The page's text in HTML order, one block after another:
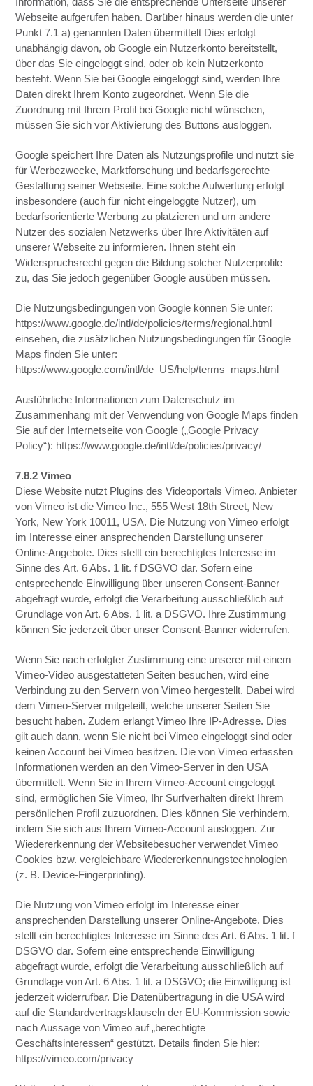
Webseite aufgerufen haben. Darüber hinaus werden die unter
Punkt 7.1 a) genannten Daten übermittelt Dies erfolgt
unabhängig davon, ob Google ein Nutzerkonto bereitstellt,
über das Sie eingeloggt sind, oder ob kein Nutzerkonto
besteht. Wenn Sie bei Google eingeloggt sind, werden Ihre
Daten direkt Ihrem Konto zugeordnet. Wenn Sie die
Zuordnung mit Ihrem Profil bei Google nicht wünschen,
müssen Sie sich vor Aktivierung des Buttons ausloggen.
Google speichert Ihre Daten als Nutzungsprofile und nutzt sie
für Werbezwecke, Marktforschung und bedarfsgerechte
Gestaltung seiner Webseite. Eine solche Aufwertung erfolgt
insbesondere (auch für nicht eingeloggte Nutzer), um
bedarfsorientierte Werbung zu platzieren und um andere
Nutzer des sozialen Netzwerks über Ihre Aktivitäten auf
unserer Webseite zu informieren. Ihnen steht ein
Widerspruchsrecht gegen die Bildung solcher Nutzerprofile
zu, das Sie jedoch gegenüber Google ausüben müssen.
Die Nutzungsbedingungen von Google können Sie unter:
https://www.google.de/intl/de/policies/terms/regional.html
einsehen, die zusätzlichen Nutzungsbedingungen für Google
Maps finden Sie unter:
https://www.google.com/intl/de_US/help/terms_maps.html
Ausführliche Informationen zum Datenschutz im
Zusammenhang mit der Verwendung von Google Maps finden
Sie auf der Internetseite von Google („Google Privacy
Policy“): https://www.google.de/intl/de/policies/privacy/
7.8.2 Vimeo
Diese Website nutzt Plugins des Videoportals Vimeo. Anbieter
von Vimeo ist die Vimeo Inc., 555 West 18th Street, New
York, New York 10011, USA. Die Nutzung von Vimeo erfolgt
im Interesse einer ansprechenden Darstellung unserer
Online-Angebote. Dies stellt ein berechtigtes Interesse im
Sinne des Art. 6 Abs. 1 lit. f DSGVO dar. Sofern eine
entsprechende Einwilligung über unseren Consent-Banner
abgefragt wurde, erfolgt die Verarbeitung ausschließlich auf
Grundlage von Art. 6 Abs. 1 lit. a DSGVO. Ihre Zustimmung
können Sie jederzeit über unser Consent-Banner widerrufen.
Wenn Sie nach erfolgter Zustimmung eine unserer mit einem
Vimeo-Video ausgestatteten Seiten besuchen, wird eine
Verbindung zu den Servern von Vimeo hergestellt. Dabei wird
dem Vimeo-Server mitgeteilt, welche unserer Seiten Sie
besucht haben. Zudem erlangt Vimeo Ihre IP-Adresse. Dies
gilt auch dann, wenn Sie nicht bei Vimeo eingeloggt sind oder
keinen Account bei Vimeo besitzen. Die von Vimeo erfassten
Informationen werden an den Vimeo-Server in den USA
übermittelt. Wenn Sie in Ihrem Vimeo-Account eingeloggt
sind, ermöglichen Sie Vimeo, Ihr Surfverhalten direkt Ihrem
persönlichen Profil zuzuordnen. Dies können Sie verhindern,
indem Sie sich aus Ihrem Vimeo-Account ausloggen. Zur
Wiedererkennung der Websitebesucher verwendet Vimeo
Cookies bzw. vergleichbare Wiedererkennungstechnologien
(z. B. Device-Fingerprinting).
Die Nutzung von Vimeo erfolgt im Interesse einer
ansprechenden Darstellung unserer Online-Angebote. Dies
stellt ein berechtigtes Interesse im Sinne des Art. 6 Abs. 1 lit. f
DSGVO dar. Sofern eine entsprechende Einwilligung
abgefragt wurde, erfolgt die Verarbeitung ausschließlich auf
Grundlage von Art. 6 Abs. 1 lit. a DSGVO; die Einwilligung ist
jederzeit widerrufbar. Die Datenübertragung in die USA wird
auf die Standardvertragsklauseln der EU-Kommission sowie
nach Aussage von Vimeo auf „berechtigte
Geschäftsinteressen“ gestützt. Details finden Sie hier:
https://vimeo.com/privacy